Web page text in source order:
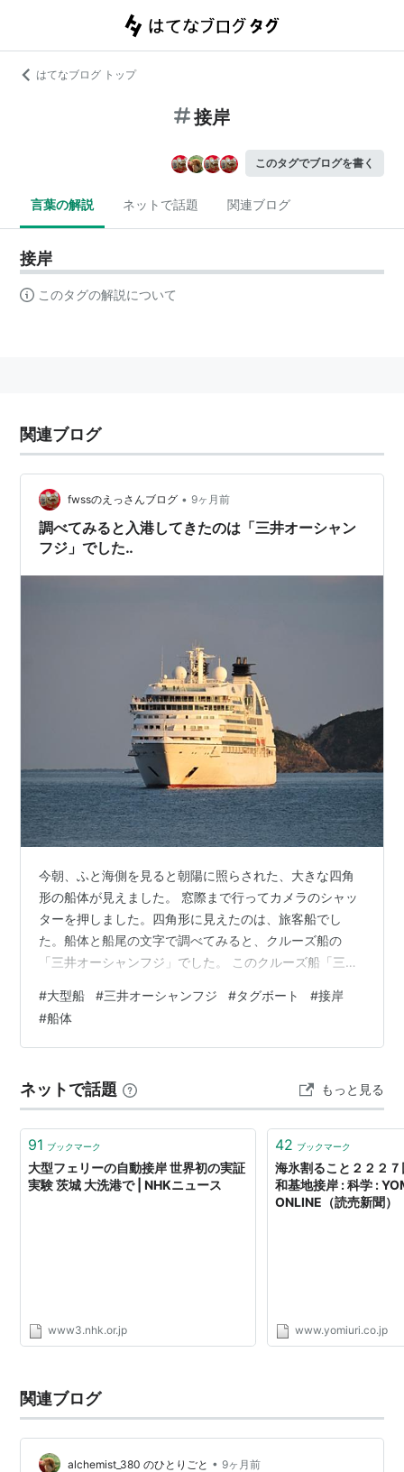
はてなブログ トップ
接岸
このタグでブログを書く
言葉の解説 ネットで話題 関連ブログ
接岸
このタグの解説について
関連ブログ
fwssのえっさんブログ • 9ヶ月前
調べてみると入港してきたのは「三井オーシャン
フジ」でした‥
今朝、ふと海側を見ると朝陽に照らされた、大きな四角
形の船体が見えました。 窓際まで行ってカメラのシャッ
ターを押しました。四角形に見えたのは、旅客船でし
た。船体と船尾の文字で調べてみると、クルーズ船の
「三井オーシャンフジ」でした。 このクルーズ船「三井
25.60m、客室：229室、店員：458名だそうです。 大型
船を誘導したり、サポートするタグボートは、碇泊した
ままです。どのように接岸するのだろうか？ と、見てい
日の満月と、今朝の雲に隠れていく月の写真があったの
で、これも最後に掲載しました。。…
#大型船 #三井オーシャンフジ #タグボート #接岸
#船体
ネットで話題 もっと見る
91 ブックマーク
大型フェリーの自動接岸 世界初の実証
実験 茨城 大洗港で | NHKニュース
www3.nhk.or.jp
42 ブックマーク
海氷割ること２２２
和基地接岸 : 科学 :
ONLINE（読売新聞）
www.yomiuri.co.jp
関連ブログ
alchemist_380 のひとりごと • 9ヶ月前